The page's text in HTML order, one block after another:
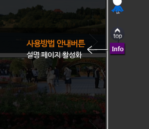
전라남도 순천시
순천은 명실상부 시티투어가 잘 운영
되기로 소문난 곳! 코스가 다양할 뿐만
아니라, 멀리 떨어져있는 관광지도 모
두 둘러볼 수 있어 편리하기 그지없다.
. 충주호와 탄금대 등 충주의 관광지
사용방법 안내버튼
설명 페이지 활성화